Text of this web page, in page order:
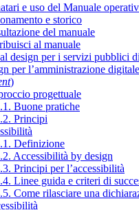
e uso del Manuale
e storico
del manuale
al manuale
design per i servizi pubblici
per l’amministrazione
)
progettuale
Buone pratiche
Principi
Definizione
Accessibilità by design
Principi per l’accessibilità
Linee guida e criteri di
Come rilasciare una